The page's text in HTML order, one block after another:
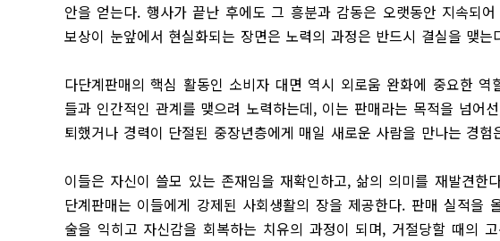
안을 얻는다. 행사가 끝난 후에도 그 흥분과 감동은 오랫동안 지속되
보상이 눈앞에서 현실화되는 장면은 노력의 과정은 반드시 결실을 맺
다단계판매의 핵심 활동인 소비자 대면 역시 외로움 완화에 중요한
들과 인간적인 관계를 맺으려 노력하는데, 이는 판매라는 목적을 넘어
퇴했거나 경력이 단절된 중장년층에게 매일 새로운 사람을 만나는 경
이들은 자신이 쓸모 있는 존재임을 재확인하고, 삶의 의미를 재발견
단계판매는 이들에게 강제된 사회생활의 장을 제공한다. 판매 실적을
술을 익히고 자신감을 회복하는 치유의 과정이 되며, 거절당할 때의